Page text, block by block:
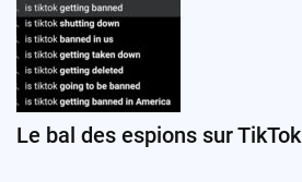
Le bal des espions sur TikTok